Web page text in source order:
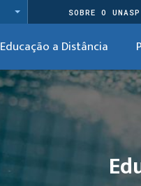
SOBRE O UNASP
Educação a Distância